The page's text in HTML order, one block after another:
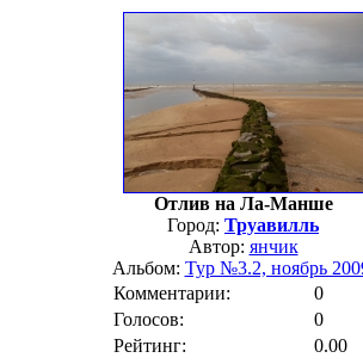
Отлив на Ла-Манше
Город: Труавилль
Автор: янчик
Альбом: Тур №3.2, ноябрь
Комментарии:
0
Голосов:
0
Рейтинг:
0.00